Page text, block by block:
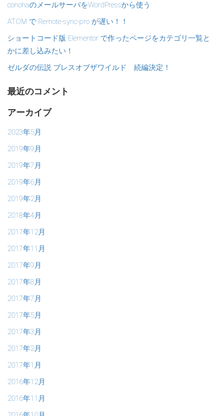
conohaのメールサーバをWordPressから使う
ATOM で Remote-sync-pro が遅い！！
ショートコード版 Elementor で作ったページをカテゴリ一覧と
かに差し込みたい！
ゼルダの伝説 ブレスオブザワイルド 続編決定！
最近のコメント
アーカイブ
2023年5月
2019年9月
2019年7月
2019年6月
2019年2月
2018年4月
2017年12月
2017年11月
2017年9月
2017年8月
2017年7月
2017年5月
2017年3月
2017年2月
2017年1月
2016年12月
2016年11月